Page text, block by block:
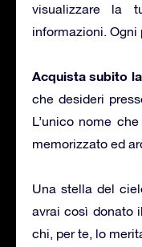
visualizzare la
informazioni. Ogni
Acquista subito
che desideri
L’unico nome
memorizzato ed
Una stella del
avrai così donato
chi, per te, lo